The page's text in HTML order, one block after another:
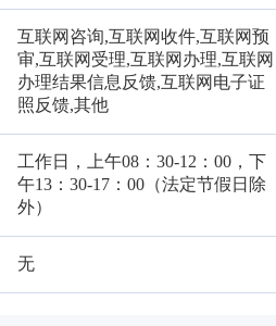
互联网咨询,互联网收件,互联网预
审,互联网受理,互联网办理,互联网
办理结果信息反馈,互联网电子证
照反馈,其他
工作日，上午08：30-12：00，下
午13：30-17：00（法定节假日除
外）
无